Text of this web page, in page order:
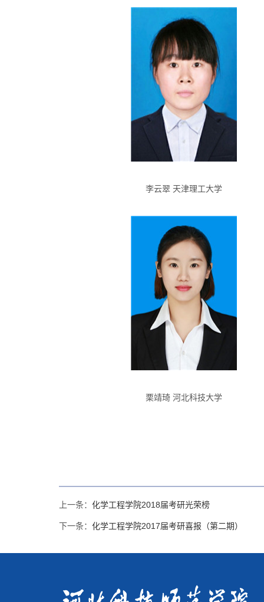
李云翠 天津理工大学
栗靖琦 河北科技大学
上一条： 化学工程学院2018届考研光荣榜
下一条： 化学工程学院2017届考研喜报（第二期）